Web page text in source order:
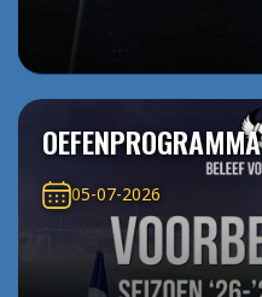
OEFENPROGRAMMA
05-07-2026